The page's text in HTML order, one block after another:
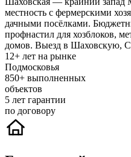
местность с фермерскими
дачными посёлками.
профнастил для хозблоков,
домов. Выезд в Шаховскую,
12+ лет на рынке
Подмосковья
850+ выполненных
объектов
5 лет гарантии
по договору